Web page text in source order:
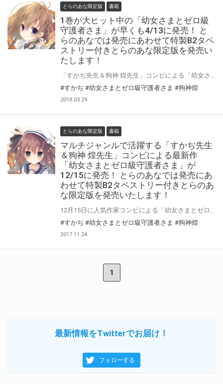
とらのあな限定版 書籍
1巻が大ヒット中の「幼女さまとゼロ級
守護者さま」が早くも4/13に発売！ と
らのあなでは発売にあわせて特製B2タペ
ストリー付きとらのあな限定版を発売い
たします！
#すかぢ #幼女さまとゼロ級守護者さま #狗神煌
2018.03.29
とらのあな限定版 書籍
マルチジャンルで活躍する「すかぢ先生
＆狗神 煌先生」コンビによる最新作
「幼女さまとゼロ級守護者さま」が
12/15に発売！ とらのあなでは発売にあ
わせて特製B2タペストリー付きとらのあ
な限定版を発売いたします！
#すかぢ #幼女さまとゼロ級守護者さま #狗神煌
2017.11.24
1
最新情報をTwitterでお届け！
フォローする